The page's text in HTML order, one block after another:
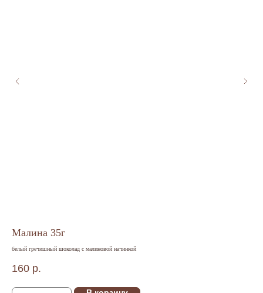
Малина 35г
белый гречишный шоколад с малиновой начинкой
160 р.